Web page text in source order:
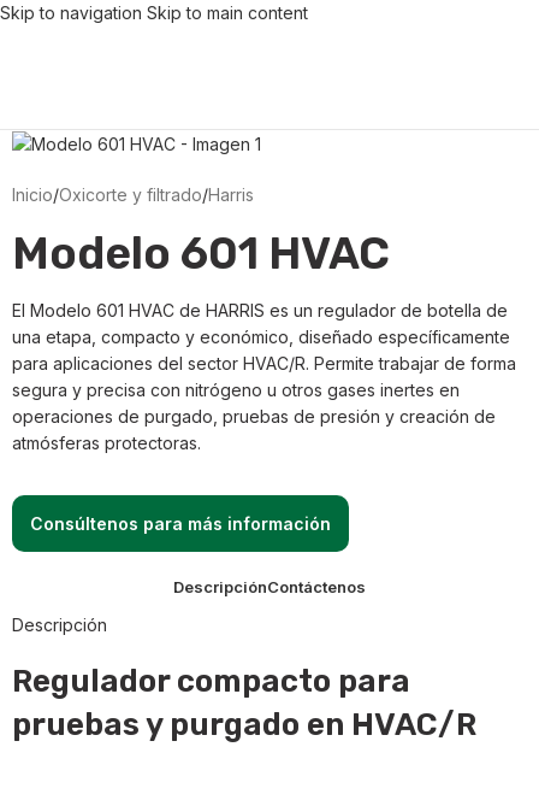
Skip to navigation Skip to main content
Inicio/Oxicorte y filtrado/Harris
Modelo 601 HVAC
El Modelo 601 HVAC de HARRIS es un regulador de botella de
una etapa, compacto y económico, diseñado específicamente
para aplicaciones del sector HVAC/R. Permite trabajar de forma
segura y precisa con nitrógeno u otros gases inertes en
operaciones de purgado, pruebas de presión y creación de
atmósferas protectoras.
Consúltenos para más información
DescripciónContáctenos
Descripción
Regulador compacto para
pruebas y purgado en HVAC/R